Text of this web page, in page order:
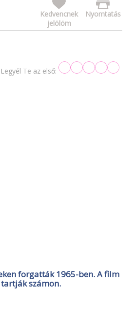
Nyomtatás
Kedvencnek
jelölöm
Te az első:
forgatták 1965-ben. A film
számon.